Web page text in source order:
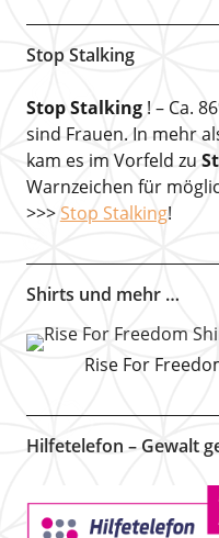
Stop Stalking
Stop Stalking! – Ca.
sind Frauen. In mehr
kam es im Vorfeld zu
Warnzeichen für
>>> Stop Stalking!
Shirts und mehr …
Rise For
Hilfetelefon – Gewalt